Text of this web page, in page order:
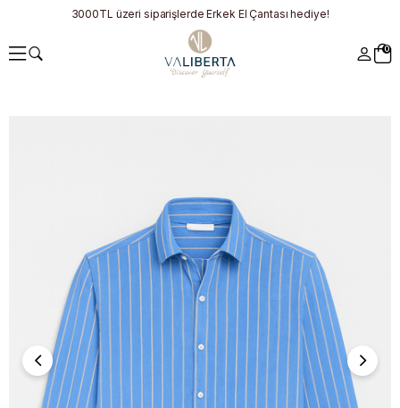
3000TL üzeri siparişlerde Erkek El Çantası hediye!
0